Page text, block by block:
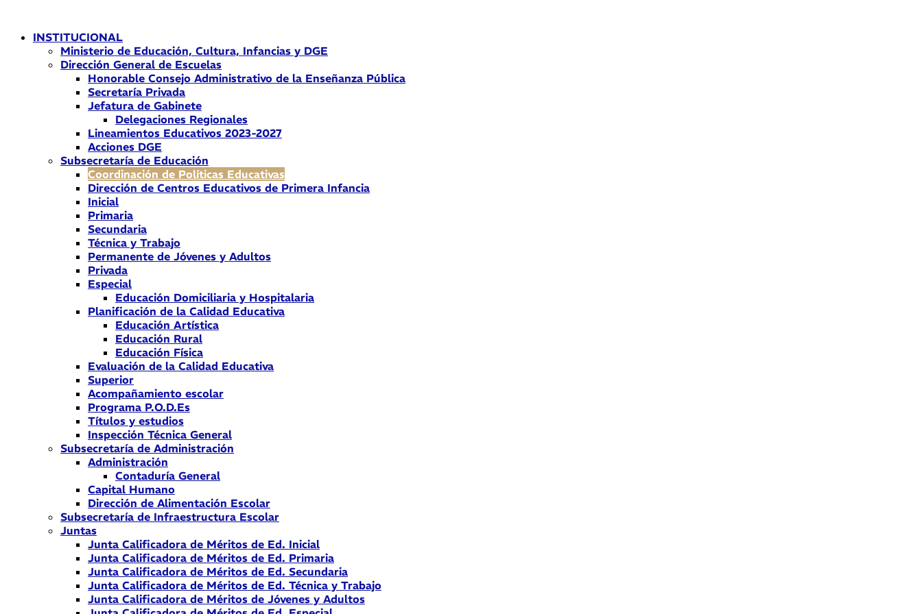
contenidoINSTITUCIONAL
Ministerio de Educación, Cultura, Infancias y DGE
Dirección General de Escuelas
Honorable Consejo Administrativo de la Enseñanza Pública
Secretaría Privada
Jefatura de Gabinete
Delegaciones Regionales
Lineamientos Educativos 2023-2027
Acciones DGE
Subsecretaría de Educación
Coordinación de Políticas Educativas
Dirección de Centros Educativos de Primera Infancia
Inicial
Primaria
Secundaria
Técnica y Trabajo
Permanente de Jóvenes y Adultos
Privada
Especial
Educación Domiciliaria y Hospitalaria
Planificación de la Calidad Educativa
Educación Artística
Educación Rural
Educación Física
Evaluación de la Calidad Educativa
Superior
Acompañamiento escolar
Programa P.O.D.Es
Títulos y estudios
Inspección Técnica General
Subsecretaría de Administración
Administración
Contaduría General
Capital Humano
Dirección de Alimentación Escolar
Subsecretaría de Infraestructura Escolar
Juntas
Junta Calificadora de Méritos de Ed. Inicial
Junta Calificadora de Méritos de Ed. Primaria
Junta Calificadora de Méritos de Ed. Secundaria
Junta Calificadora de Méritos de Ed. Técnica y Trabajo
Junta Calificadora de Méritos de Jóvenes y Adultos